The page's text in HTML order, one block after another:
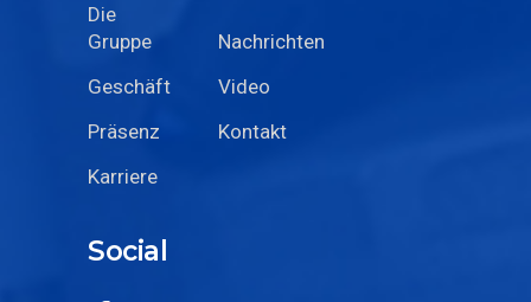
Die
Gruppe
Nachrichten
Geschäft
Video
Präsenz
Kontakt
Karriere
Social